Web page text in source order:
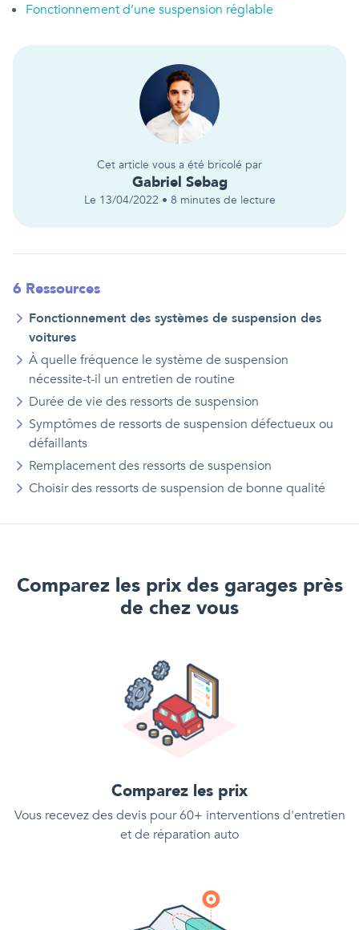
Fonctionnement d’une suspension réglable
Cet article vous a été bricolé par
Gabriel Sebag
Le 13/04/2022 • 8 minutes de lecture
6 Ressources
Fonctionnement des systèmes de suspension des
voitures
À quelle fréquence le système de suspension
nécessite-t-il un entretien de routine
Durée de vie des ressorts de suspension
Symptômes de ressorts de suspension défectueux ou
défaillants
Remplacement des ressorts de suspension
Choisir des ressorts de suspension de bonne qualité
Comparez les prix des garages près
de chez vous
Comparez les prix
Vous recevez des devis pour 60+ interventions d'entretien
et de réparation auto